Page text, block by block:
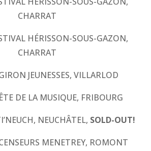
CHARRAT
HÉRISSON-SOUS-GAZON,
CHARRAT
JEUNESSES, VILLARLOD
DE LA MUSIQUE, FRIBOURG
NEUCHÂTEL, SOLD-OUT!
MENETREY, ROMONT